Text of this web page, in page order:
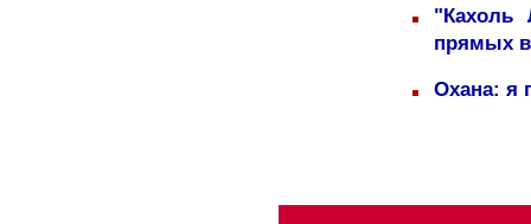
"Кахоль
прямых
Охана: я